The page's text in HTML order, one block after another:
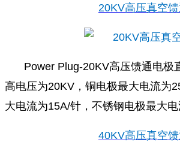
20KV高压真空馈
Power Plug-20KV高压馈通电极
高电压为20KV，铜电极最大电流为
大电流为15A/针，不锈钢电极最大电
40KV高压真空馈